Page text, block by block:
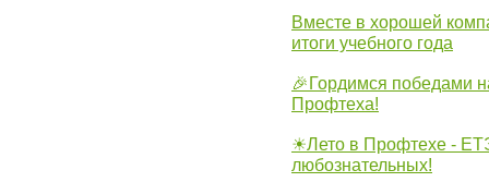
Вместе в хорошей
итоги учебного года
🎉Гордимся победами
Профтеха!
☀Лето в Профтехе -
любознательных!